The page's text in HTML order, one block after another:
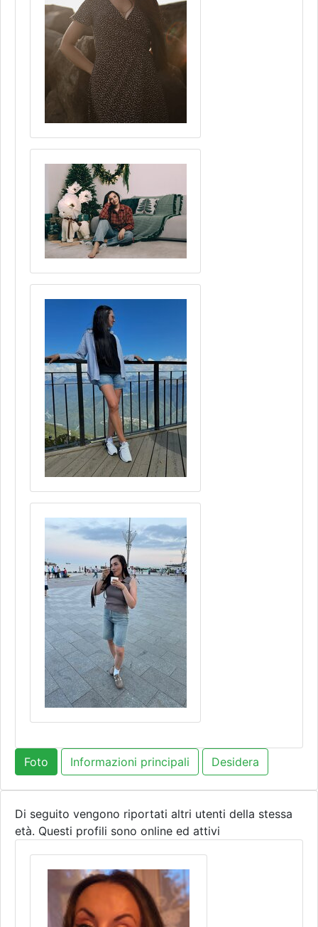
Foto Informazioni principali Desidera
Di seguito vengono riportati altri utenti della stessa
età. Questi profili sono online ed attivi